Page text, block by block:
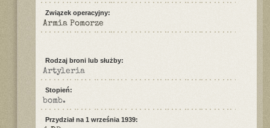
Związek operacyjny:
Armia Pomorze
Rodzaj broni lub służby:
Artyleria
Stopień:
bomb.
Przydział na 1 września 1939: